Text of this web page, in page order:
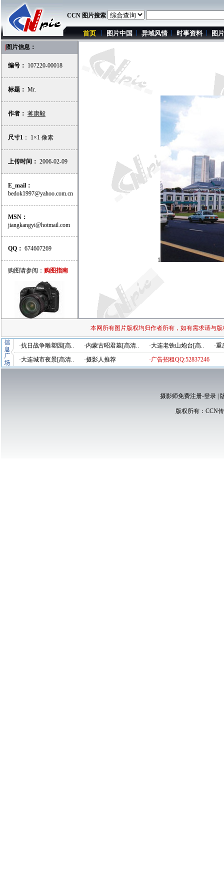
CCN 图片搜索
首页 图片中国 异域风情 时事资料 图
图片信息：
编号： 107220-00018
标题： Mr.
作者： 蒋康毅
尺寸1 ： 1×1 像素
上传时间： 2006-02-09
E_mail：
bedok1997@yahoo.com.cn
MSN：
jiangkangyi@hotmail.com
QQ： 674607269
购图请参阅： 购图指南
1
本网所有图片版权均归作者所有，如有需求请与
·抗日战争雕塑园[高.. ·内蒙古昭君墓[高清.. ·大连老铁山炮台[高..
·
·大连城市夜景[高清..
·摄影人推荐 ·广告招租QQ:52837246
摄影师免费注册-登录|
版权所有： CCN